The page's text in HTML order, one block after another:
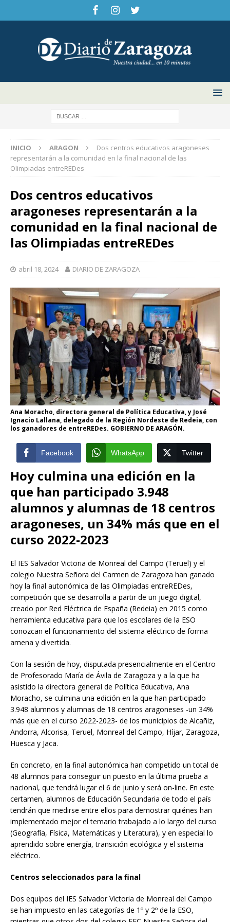
INICIO ARAGON
Dos centros educativos aragoneses
representarán a la comunidad en la final nacional de las
Olimpiadas entreREDes
Dos centros educativos
aragoneses representarán a la
comunidad en la final nacional de
las Olimpiadas entreREDes
abril 18, 2024 DIARIO DE ZARAGOZA
Ana Moracho, directora general de Política Educativa, y José
Ignacio Lallana, delegado de la Región Nordeste de Redeia, con
los ganadores de entreREDes. GOBIERNO DE ARAGÓN.
Facebook WhatsApp Twitter
Hoy culmina una edición en la
que han participado 3.948
alumnos y alumnas de 18 centros
aragoneses, un 34% más que en el
curso 2022-2023
El IES Salvador Victoria de Monreal del Campo (Teruel) y el
colegio Nuestra Señora del Carmen de Zaragoza han ganado
hoy la final autonómica de las Olimpiadas entreREDes,
competición que se desarrolla a partir de un juego digital,
creado por Red Eléctrica de España (Redeia) en 2015 como
herramienta educativa para que los escolares de la ESO
conozcan el funcionamiento del sistema eléctrico de forma
amena y divertida.
Con la sesión de hoy, disputada presencialmente en el Centro
de Profesorado María de Ávila de Zaragoza y a la que ha
asistido la directora general de Política Educativa, Ana
Moracho, se culmina una edición en la que han participado
3.948 alumnos y alumnas de 18 centros aragoneses -un 34%
más que en el curso 2022-2023- de los municipios de Alcañiz,
Andorra, Alcorisa, Teruel, Monreal del Campo, Híjar, Zaragoza,
Huesca y Jaca.
En concreto, en la final autonómica han competido un total de
48 alumnos para conseguir un puesto en la última prueba a
nacional, que tendrá lugar el 6 de junio y será on-line. En este
certamen, alumnos de Educación Secundaria de todo el país
tendrán que medirse entre ellos para demostrar quiénes han
implementado mejor el temario trabajado a lo largo del curso
(Geografía, Física, Matemáticas y Literatura), y en especial lo
aprendido sobre energía, transición ecológica y el sistema
eléctrico.
Centros seleccionados para la final
Dos equipos del IES Salvador Victoria de Monreal del Campo
se han impuesto en las categorías de 1º y 2º de la ESO,